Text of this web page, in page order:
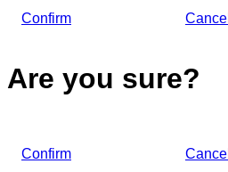
Confirm Cancel
Are you sure?
Confirm Cancel